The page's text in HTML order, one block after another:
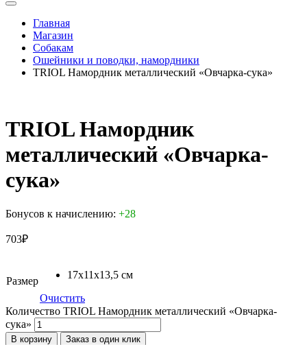
Главная
Магазин
Собакам
Ошейники и поводки, намордники
TRIOL Намордник металлический «Овчарка-сука»
TRIOL Намордник
металлический «Овчарка-
сука»
Бонусов к начислению: +28
703₽
Размер
17x11x13,5 см
Очистить
Количество TRIOL Намордник металлический «Овчарка-
сука»
В корзину Заказ в один клик